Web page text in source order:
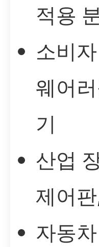
적용
소비
웨어
기
산업
제어
자동